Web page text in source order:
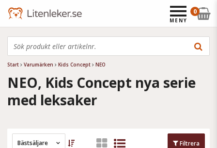
Start Varumärken Kids Concept NEO
NEO, Kids Concept nya serie
med leksaker
Bästsäljare Filtrera
0
MENY